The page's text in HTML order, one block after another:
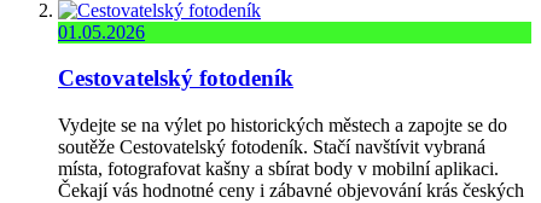
01.05.2026
Cestovatelský fotodeník
Vydejte se na výlet po historických městech a zapojte se do
soutěže Cestovatelský fotodeník. Stačí navštívit vybraná
místa, fotografovat kašny a sbírat body v mobilní aplikaci.
Čekají vás hodnotné ceny i zábavné objevování krás českých